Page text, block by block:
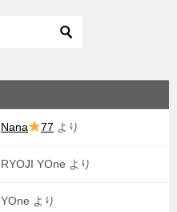
Nana 77 より
RYOJI YOne より
YOne より